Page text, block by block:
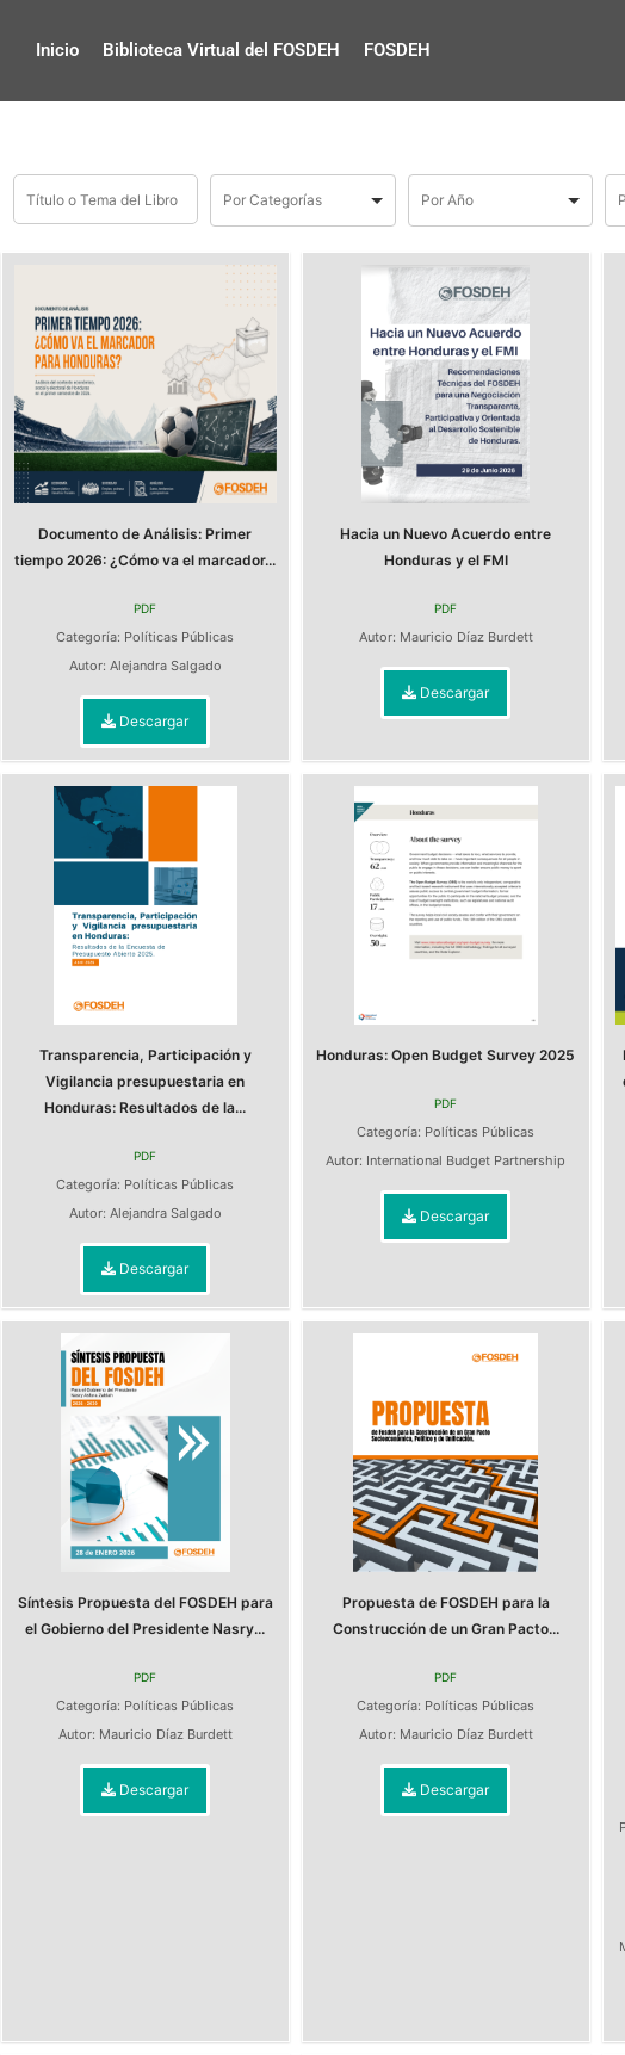
Inicio Biblioteca Virtual del FOSDEH FOSDEH
Documento de Análisis: Primer
tiempo 2026: ¿Cómo va el marcador...
PDF
Categoría: Políticas Públicas
Autor: Alejandra Salgado
Descargar
Hacia un Nuevo Acuerdo entre
Honduras y el FMI
PDF
Autor: Mauricio Díaz Burdett
Descargar
Transparencia, Participación y
Vigilancia presupuestaria en
Honduras: Resultados de la...
PDF
Categoría: Políticas Públicas
Autor: Alejandra Salgado
Descargar
Honduras: Open Budget Survey 2025
PDF
Categoría: Políticas Públicas
Autor: International Budget Partnership
Descargar
Síntesis Propuesta del FOSDEH para
el Gobierno del Presidente Nasry...
PDF
Categoría: Políticas Públicas
Autor: Mauricio Díaz Burdett
Descargar
Propuesta de FOSDEH para la
Construcción de un Gran Pacto...
PDF
Categoría: Políticas Públicas
Autor: Mauricio Díaz Burdett
Descargar